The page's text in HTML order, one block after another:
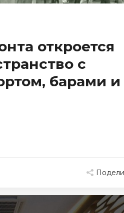
откроется
с
барами и